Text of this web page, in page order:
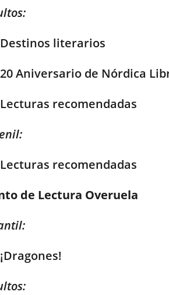
Destinos literarios
20 Aniversario de Nórdica
Lecturas recomendadas
Lecturas recomendadas
de Lectura Overuela
¡Dragones!